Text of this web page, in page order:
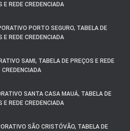
E REDE CREDENCIADA
PORTO SEGURO, TABELA DE
E REDE CREDENCIADA
SAMI, TABELA DE PREÇOS E REDE
CREDENCIADA
SANTA CASA MAUÁ, TABELA DE
E REDE CREDENCIADA
SÃO CRISTÓVÃO, TABELA DE